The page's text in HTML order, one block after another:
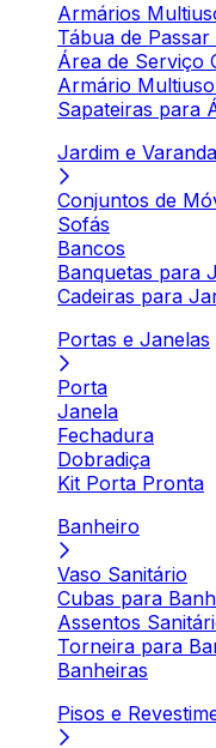
Armários
Tábua de
Área de Serviço
Armário
Sapateiras para
Jardim e Varanda
Conjuntos de
Sofás
Bancos
Banquetas para
Cadeiras para
Portas e Janelas
Porta
Janela
Fechadura
Dobradiça
Kit Porta Pronta
Banheiro
Vaso Sanitário
Cubas para
Assentos
Torneira para
Banheiras
Pisos e